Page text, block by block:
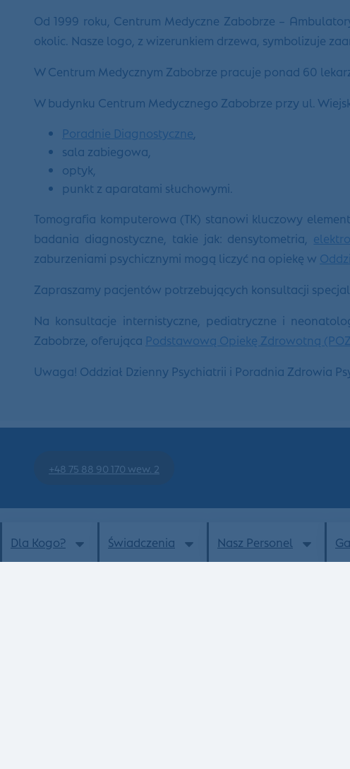
Dla Kogo? Świadczenia Nasz Personel
Od 1999 roku, Centrum Medyczne Zabobrze –
okolic. Nasze logo, z wizerunkiem drzewa, symbolizuje
W Centrum Medycznym Zabobrze pracuje ponad 60
W budynku Centrum Medycznego Zabobrze przy ul.
Poradnie Diagnostyczne
sala zabiegowa,
optyk,
punkt z aparatami słuchowymi.
Tomografia komputerowa (TK) stanowi kluczowy element
badania diagnostyczne, takie jak: densytometria,
zaburzeniami psychicznymi mogą liczyć na opiekę w
Zapraszamy pacjentów potrzebujących konsultacji
Na konsultacje internistyczne, pediatryczne i
Zabobrze, oferująca Podstawową Opiekę Zdrowotną
Uwaga! Oddział Dzienny Psychiatrii i Poradnia Zdrowia
+48 75 88 90 170 wew. 2